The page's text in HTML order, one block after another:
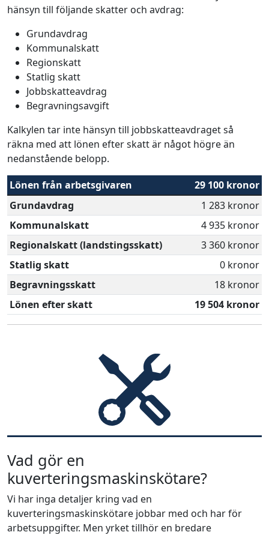
hänsyn till följande skatter och avdrag:
Grundavdrag
Kommunalskatt
Regionskatt
Statlig skatt
Jobbskatteavdrag
Begravningsavgift
Kalkylen tar inte hänsyn till jobbskatteavdraget så
räkna med att lönen efter skatt är något högre än
nedanstående belopp.
Lönen från arbetsgivaren
29 100 kronor
Grundavdrag
1 283 kronor
Kommunalskatt
4 935 kronor
Regionalskatt (landstingsskatt)
3 360 kronor
Statlig skatt
0 kronor
Begravningsskatt
18 kronor
Lönen efter skatt
19 504 kronor
Vad gör en
kuverteringsmaskinskötare?
Vi har inga detaljer kring vad en
kuverteringsmaskinskötare jobbar med och har för
arbetsuppgifter. Men yrket tillhör en bredare